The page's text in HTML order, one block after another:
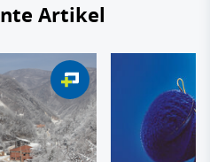
Artikel